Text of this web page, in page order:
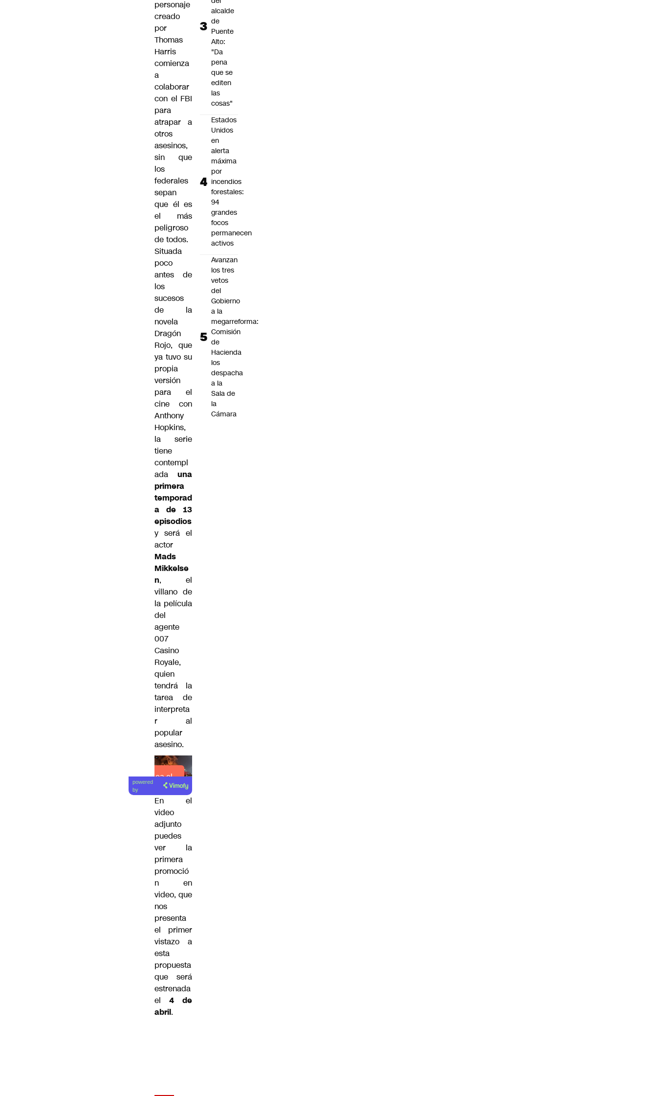
personaje
creado
por
Thomas
Harris
comienza
a
colaborar
con el FBI
para
atrapar a
otros
asesinos,
sin que
los
federales
sepan
que él es
el más
peligroso
de todos.
Situada
poco
antes de
los
sucesos
de la
novela
Dragón
Rojo, que
ya tuvo su
propia
versión
para el
cine con
Anthony
Hopkins,
la serie
tiene
contempl
adauna
primera
temporad
a de 13
episodios
y será el
actor
Mads
Mikkelse
n, el
villano de
la película
del
agente
007
Casino
Royale,
quien
tendrá la
tarea de
interpreta
r al
popular
asesino.
Lea el
artículo
powered
by
En el
video
adjunto
puedes
ver la
primera
promoció
n en
video, que
nos
presenta
el primer
vistazo a
esta
propuesta
que será
estrenada
el4 de
abril.
alcalde
de
Puente
Alto:
"Da
pena
que se
editen
las
cosas"
Estados
Unidos
en
alerta
máxima
por
incendios
forestales:
94
grandes
focos
permanecen
activos
Avanzan
los tres
vetos
del
Gobierno
a la
megarreforma:
Comisión
de
Hacienda
los
despacha
a la
Sala de
la
Cámara